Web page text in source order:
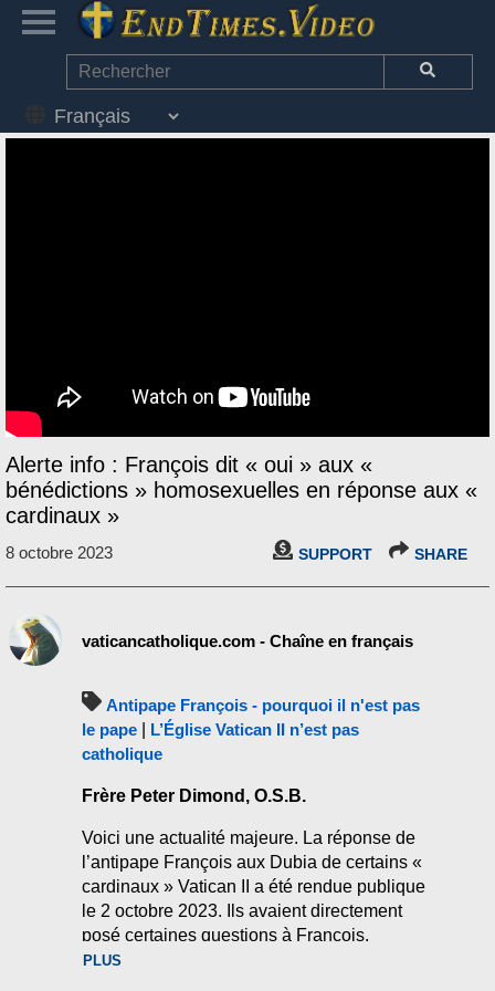
Alerte info : François dit « oui » aux «
bénédictions » homosexuelles en réponse aux «
cardinaux »
8 octobre 2023 SUPPORT SHARE
vaticancatholique.com - Chaîne en français
Antipape François - pourquoi il n'est pas
le pape
L’Église Vatican II n’est pas
catholique
Frère Peter Dimond, O.S.B.
Voici une actualité majeure. La réponse de
l’antipape François aux Dubia de certains «
cardinaux » Vatican II a été rendue publique
le 2 octobre 2023. Ils avaient directement
posé certaines questions à François,
notamment sur les unions homosexuelles et
PLUS